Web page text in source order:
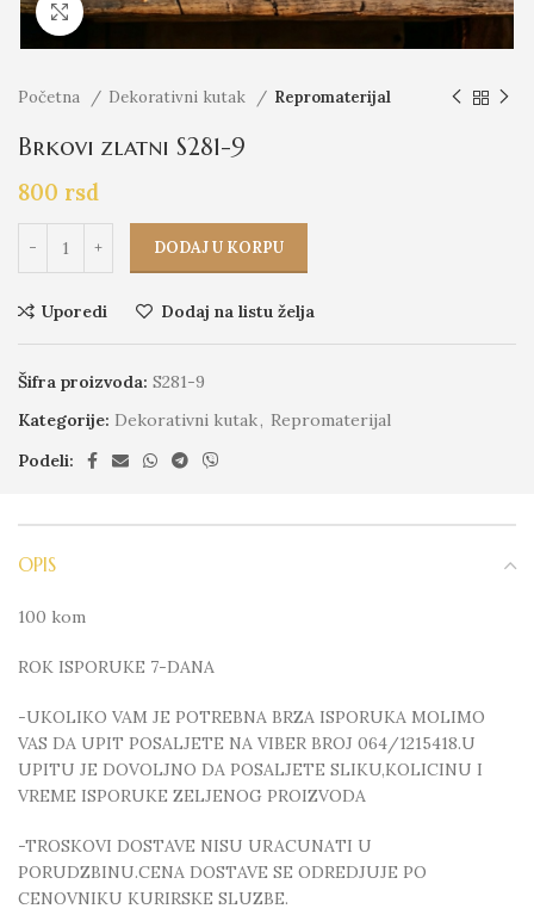
Click to enlarge
Početna Dekorativni kutak Repromaterijal
Brkovi zlatni S281-9
800 rsd
DODAJ U KORPU
Uporedi Dodaj na listu želja
Šifra proizvoda: S281-9
Kategorije: Dekorativni kutak, Repromaterijal
Podeli:
OPIS
100 kom
ROK ISPORUKE 7-DANA
-UKOLIKO VAM JE POTREBNA BRZA ISPORUKA MOLIMO
VAS DA UPIT POSALJETE NA VIBER BROJ 064/1215418.U
UPITU JE DOVOLJNO DA POSALJETE SLIKU,KOLICINU I
VREME ISPORUKE ZELJENOG PROIZVODA
-TROSKOVI DOSTAVE NISU URACUNATI U
PORUDZBINU.CENA DOSTAVE SE ODREDJUJE PO
CENOVNIKU KURIRSKE SLUZBE.